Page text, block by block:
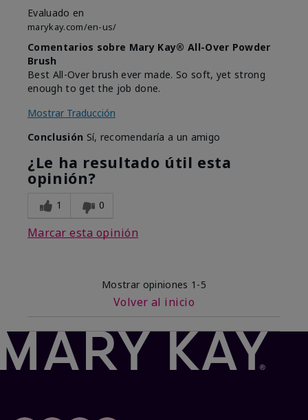
Evaluado en
marykay.com/en-us/
Comentarios sobre Mary Kay® All-Over Powder
Brush
Best All-Over brush ever made. So soft, yet strong
enough to get the job done.
Mostrar Traducción
Conclusión Sí, recomendaría a un amigo
¿Le ha resultado útil esta
opinión?
1 0
Marcar esta opinión
Mostrar opiniones 1-5
Volver al inicio